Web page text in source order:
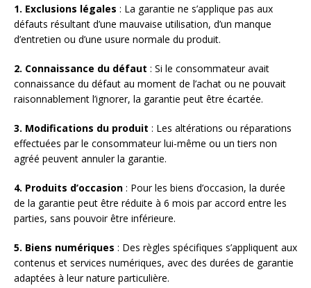
1. Exclusions légales : La garantie ne s’applique pas aux
défauts résultant d’une mauvaise utilisation, d’un manque
d’entretien ou d’une usure normale du produit.
2. Connaissance du défaut : Si le consommateur avait
connaissance du défaut au moment de l’achat ou ne pouvait
raisonnablement l’ignorer, la garantie peut être écartée.
3. Modifications du produit : Les altérations ou réparations
effectuées par le consommateur lui-même ou un tiers non
agréé peuvent annuler la garantie.
4. Produits d’occasion : Pour les biens d’occasion, la durée
de la garantie peut être réduite à 6 mois par accord entre les
parties, sans pouvoir être inférieure.
5. Biens numériques : Des règles spécifiques s’appliquent aux
contenus et services numériques, avec des durées de garantie
adaptées à leur nature particulière.